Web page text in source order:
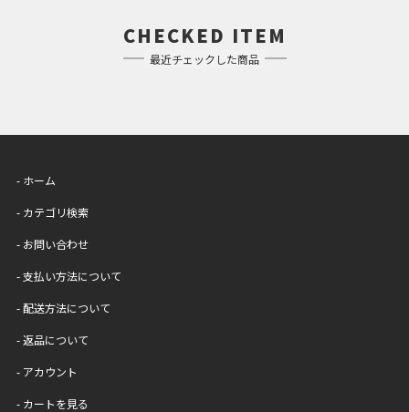
CHECKED ITEM
最近チェックした商品
- ホーム
- カテゴリ検索
- お問い合わせ
- 支払い方法について
- 配送方法について
- 返品について
- アカウント
- カートを見る